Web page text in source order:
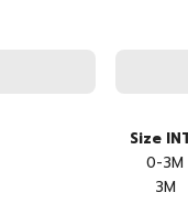
Size
0-3M
3M